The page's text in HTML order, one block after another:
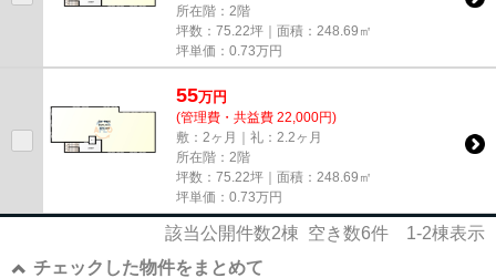
所在階：2階
坪数：75.22坪｜面積：248.69㎡
坪単価： 0.73万円
55万円
(管理費・共益費 22,000円)
敷：2ヶ月｜礼：2.2ヶ月
所在階：2階
坪数：75.22坪｜面積：248.69㎡
坪単価： 0.73万円
該当公開件数2棟 空き数6件 1-2棟表示
チェックした物件をまとめて